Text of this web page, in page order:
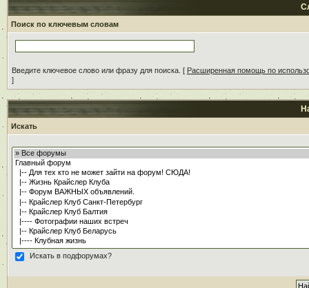
Поиск по ключевым словам
Введите ключевое слово или фразу для поиска. [ Расширенная помощь по
]
Искать
Искать в подфорумах?